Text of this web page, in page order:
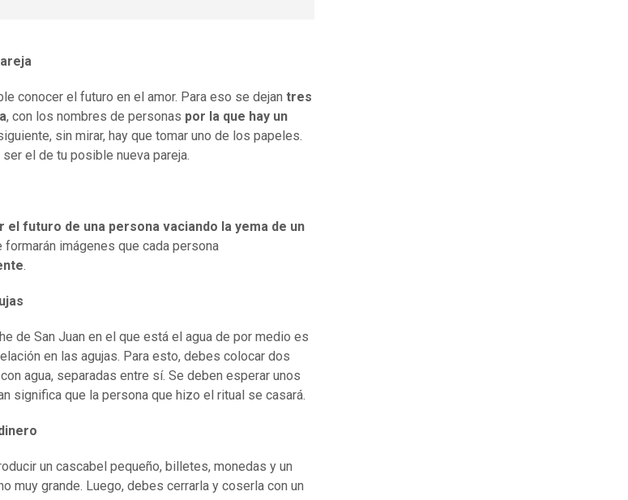
conocer el futuro en el amor. Para eso se dejan tres
, con los nombres de personas por la que hay un
sin mirar, hay que tomar uno de los papeles.
el de tu posible nueva pareja.
el futuro de una persona vaciando la yema de un
formarán imágenes que cada persona
.
de San Juan en el que está el agua de por medio es
en las agujas. Para esto, debes colocar dos
agua, separadas entre sí. Se deben esperar unos
significa que la persona que hizo el ritual se casará.
un cascabel pequeño, billetes, monedas y un
muy grande. Luego, debes cerrarla y coserla con un